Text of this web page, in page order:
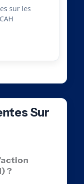
sur les
Sur
?